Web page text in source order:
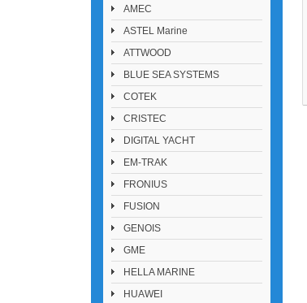
AMEC
ASTEL Marine
ATTWOOD
BLUE SEA SYSTEMS
COTEK
CRISTEC
DIGITAL YACHT
EM-TRAK
FRONIUS
FUSION
GENOIS
GME
HELLA MARINE
HUAWEI